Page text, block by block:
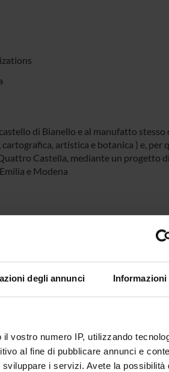
degli annunci
vostro numero IP, utilizzando
al fine di pubblicare annunci e
i servizi. Avete la possibilità
di Bianello e al manufatto stesso
artistica e botanica ) e, per
Castella, mediante un progetto
e Modena